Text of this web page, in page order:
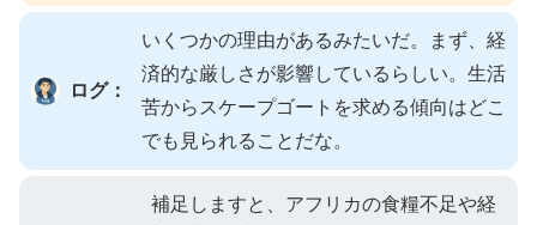
ログ：
いくつかの理由があるみたいだ。まず、経
済的な厳しさが影響しているらしい。生活
苦からスケープゴートを求める傾向はどこ
でも見られることだな。
補足しますと、アフリカの食糧不足や経